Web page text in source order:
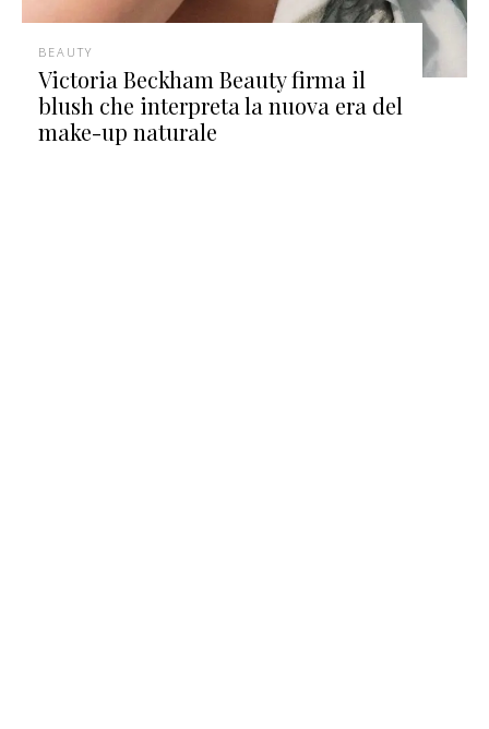
BEAUTY
Victoria Beckham Beauty firma il
blush che interpreta la nuova era del
make-up naturale